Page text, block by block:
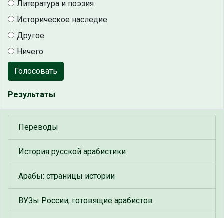
Литература и поэзия
Историческое наследие
Другое
Ничего
Голосовать
Результаты
Переводы
История русской арабистики
Арабы: страницы истории
ВУЗы России, готовящие арабистов